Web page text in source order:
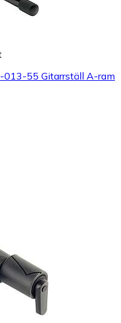
013-55 Gitarrställ A-ram